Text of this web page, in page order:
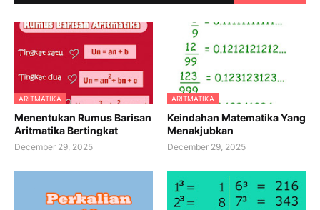
ARITMATIKA
Menentukan Rumus Barisan
Aritmatika Bertingkat
December 29, 2025
ARITMATIKA
Keindahan Matematika Yang
Menakjubkan
December 29, 2025